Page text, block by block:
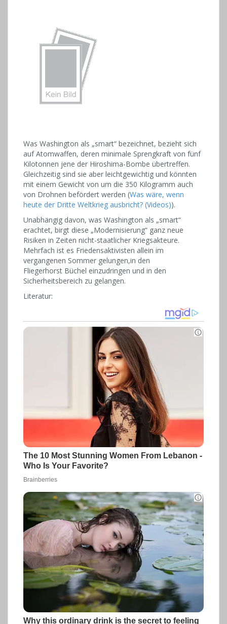
Was Washington als „smart“ bezeichnet, bezieht sich
auf Atomwaffen, deren minimale Sprengkraft von fünf
Kilotonnen jene der Hiroshima-Bombe übertreffen.
Gleichzeitig sind sie aber leichtgewichtig und könnten
mit einem Gewicht von um die 350 Kilogramm auch
von Drohnen befördert werden (Was wäre, wenn
heute der Dritte Weltkrieg ausbricht? (Videos)).
Unabhängig davon, was Washington als „smart“
erachtet, birgt diese „Modernisierung“ ganz neue
Risiken in Zeiten nicht-staatlicher Kriegsakteure.
Mehrfach ist es Friedensaktivisten allein im
vergangenen Sommer gelungen,in den
Fliegerhorst Büchel einzudringen und in den
Sicherheitsbereich zu gelangen.
Literatur: